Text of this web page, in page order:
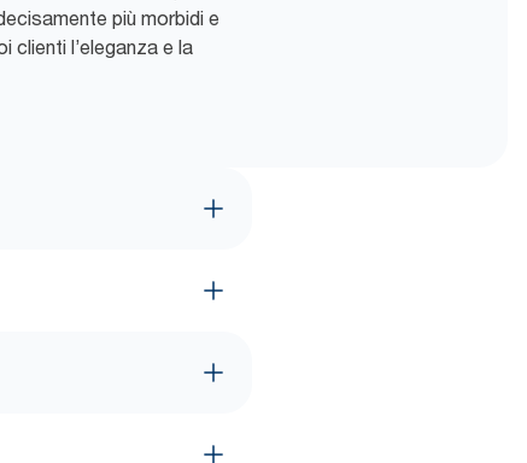
più morbidi e
l’eleganza e la